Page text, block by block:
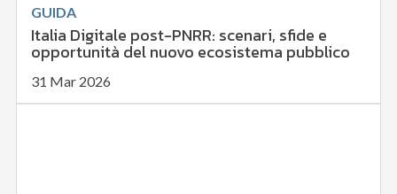
GUIDA
Italia Digitale post-PNRR: scenari, sfide e
opportunità del nuovo ecosistema pubblico
31 Mar 2026